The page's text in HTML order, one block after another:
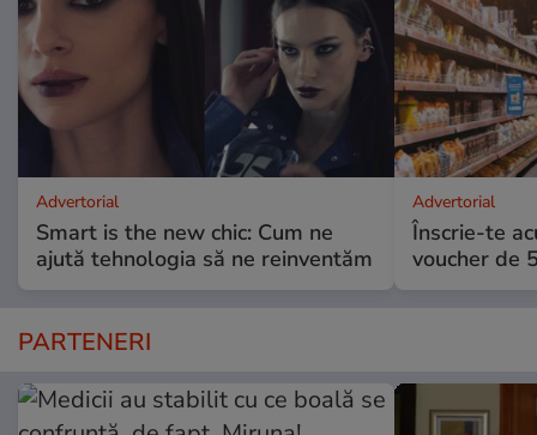
Advertorial
Smart is the new chic: Cum ne
ajută tehnologia să ne reinventăm
Advertorial
Înscrie-te
voucher de
PARTENERI